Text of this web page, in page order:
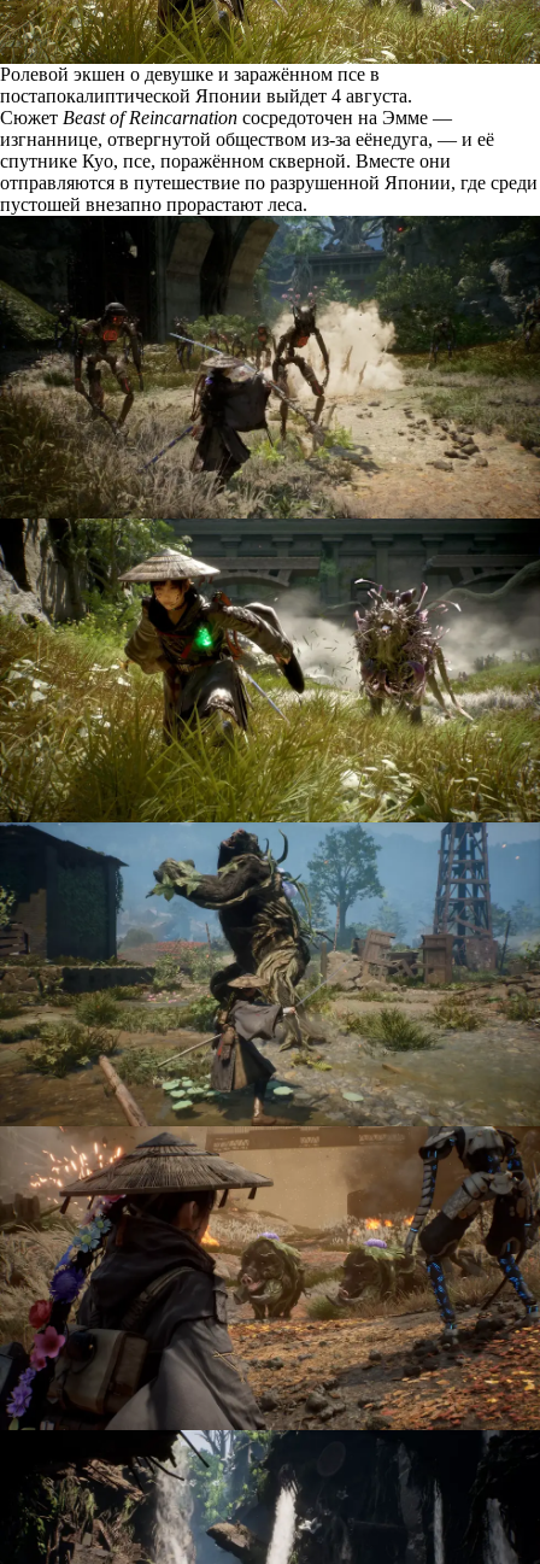
Ролевой экшен о девушке и заражённом псе в
постапокалиптической Японии выйдет 4 августа.
Сюжет Beast of Reincarnation сосредоточен на Эмме —
изгнаннице, отвергнутой обществом из-за еёнедуга, — и её
спутнике Куо, псе, поражённом скверной. Вместе они
отправляются в путешествие по разрушенной Японии, где среди
пустошей внезапно прорастают леса.